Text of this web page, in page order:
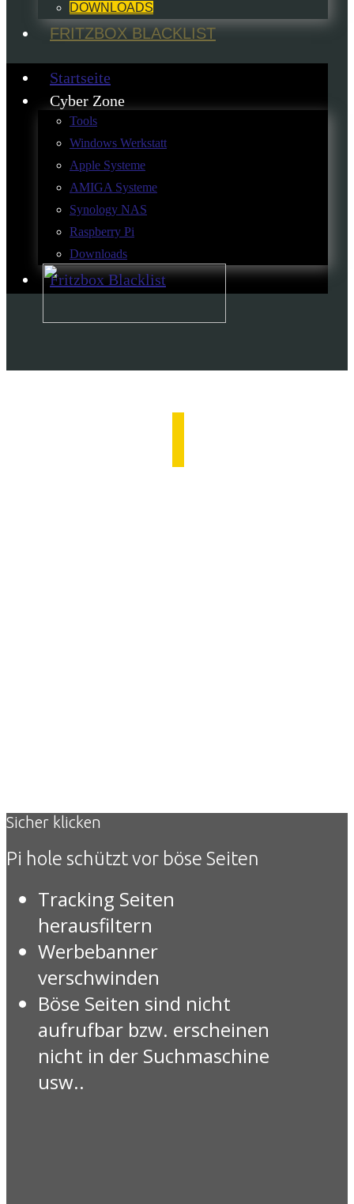
DOWNLOADS
FRITZBOX BLACKLIST
Startseite
Cyber Zone
Tools
Windows Werkstatt
Apple Systeme
AMIGA Systeme
Synology NAS
Raspberry Pi
Downloads
Fritzbox Blacklist
Sicher klicken
Pi hole schützt vor böse Seiten
Tracking Seiten
herausfiltern
Werbebanner
verschwinden
Böse Seiten sind nicht
aufrufbar bzw. erscheinen
nicht in der Suchmaschine
usw..